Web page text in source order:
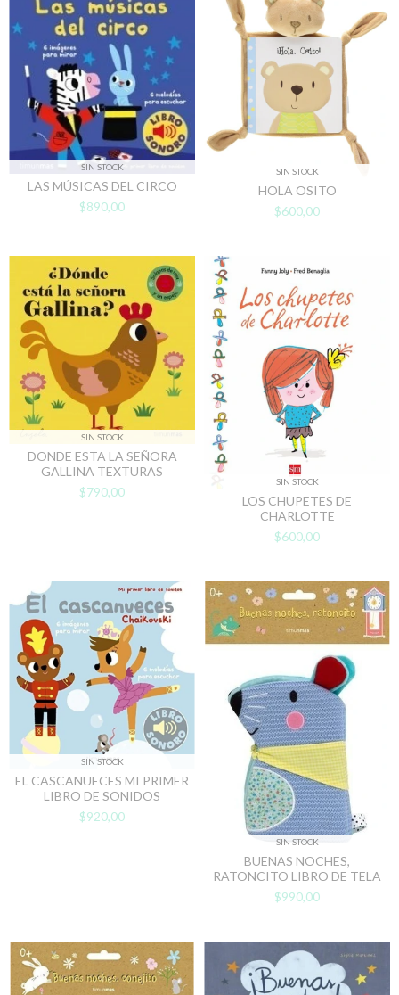
SIN STOCK
LAS MÚSICAS DEL CIRCO
$890,00
SIN STOCK
HOLA OSITO
$600,00
SIN STOCK
DONDE ESTA LA SEÑORA
GALLINA TEXTURAS
$790,00
SIN STOCK
LOS CHUPETES DE
CHARLOTTE
$600,00
SIN STOCK
EL CASCANUECES MI PRIMER
LIBRO DE SONIDOS
$920,00
SIN STOCK
BUENAS NOCHES,
RATONCITO LIBRO DE TELA
$990,00